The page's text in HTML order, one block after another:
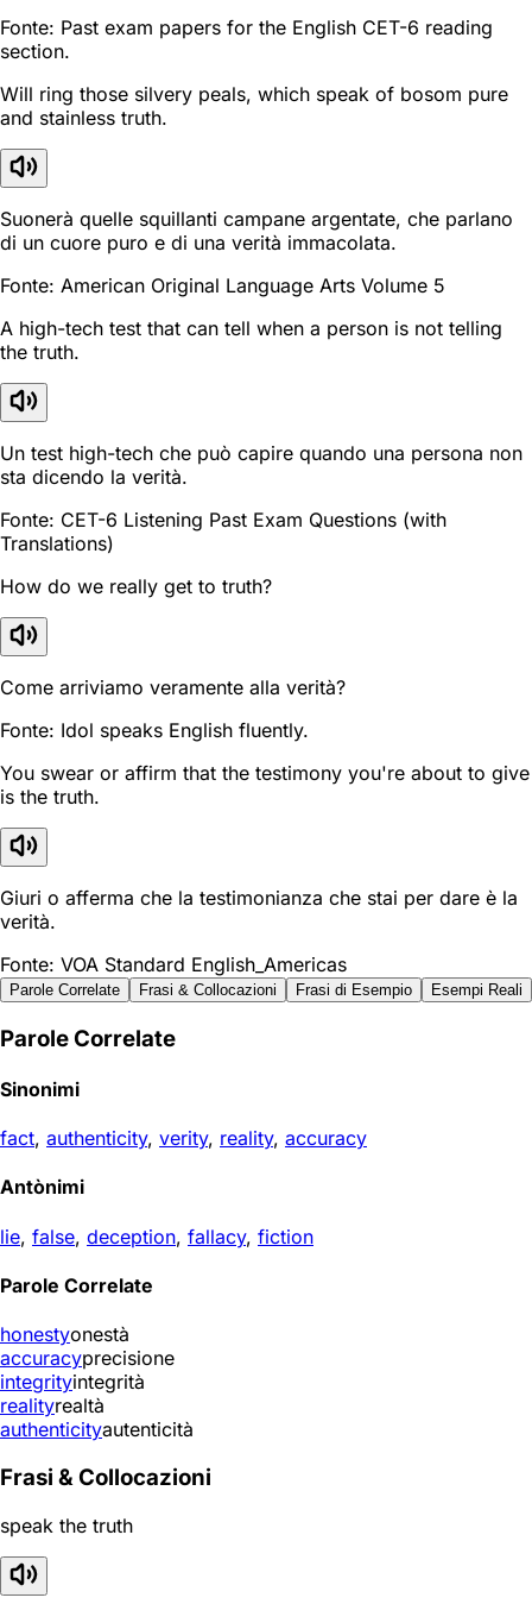
Fonte: Past exam papers for the English CET-6 reading
section.
Will ring those silvery peals, which speak of bosom pure
and stainless truth.
Suonerà quelle squillanti campane argentate, che parlano
di un cuore puro e di una verità immacolata.
Fonte: American Original Language Arts Volume 5
A high-tech test that can tell when a person is not telling
the truth.
Un test high-tech che può capire quando una persona non
sta dicendo la verità.
Fonte: CET-6 Listening Past Exam Questions (with
Translations)
How do we really get to truth?
Come arriviamo veramente alla verità?
Fonte: Idol speaks English fluently.
You swear or affirm that the testimony you're about to give
is the truth.
Giuri o afferma che la testimonianza che stai per dare è la
verità.
Fonte: VOA Standard English_Americas
Parole Correlate Frasi & Collocazioni Frasi di Esempio Esempi Reali
Parole Correlate
Sinonimi
fact, authenticity, verity, reality, accuracy
Antònimi
lie, false, deception, fallacy, fiction
Parole Correlate
honestyonestà
accuracyprecisione
integrityintegrità
realityrealtà
authenticityautenticità
Frasi & Collocazioni
speak the truth